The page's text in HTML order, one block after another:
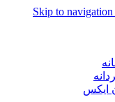
Skip to navigation
ایکس